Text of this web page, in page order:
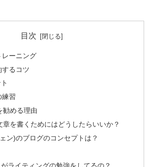
目次
ーニング
るコツ
練習
める理由
を書くためにはどうしたらいいか？
ン)のブログのコンセプトは？
ライティングの勉強をしてるの？